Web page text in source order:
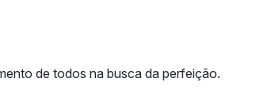
de todos na busca da perfeição.